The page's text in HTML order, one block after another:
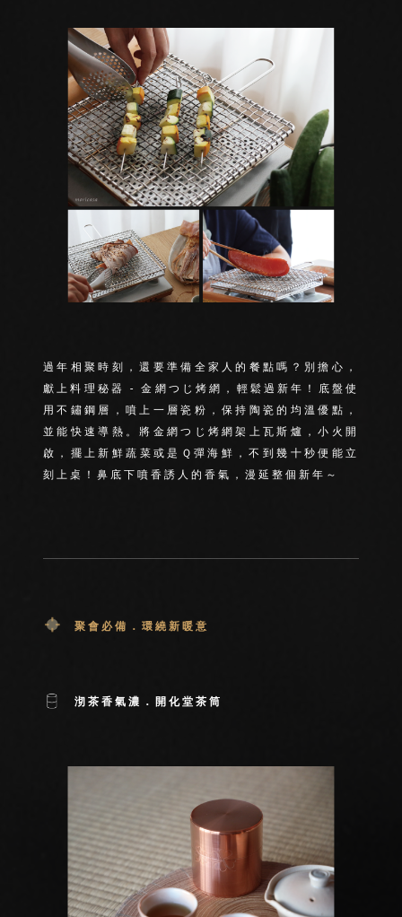
過年相聚時刻，還要準備全家人的餐點嗎？別擔心，
獻上料理秘器 - 金網つじ烤網，輕鬆過新年！底盤使
用不鏽鋼層，噴上一層瓷粉，保持陶瓷的均溫優點，
並能快速導熱。將金網つじ烤網架上瓦斯爐，小火開
啟，擺上新鮮蔬菜或是Ｑ彈海鮮，不到幾十秒便能立
刻上桌！鼻底下噴香誘人的香氣，漫延整個新年～
聚會必備．環繞新暖意
沏茶香氣濃．開化堂茶筒